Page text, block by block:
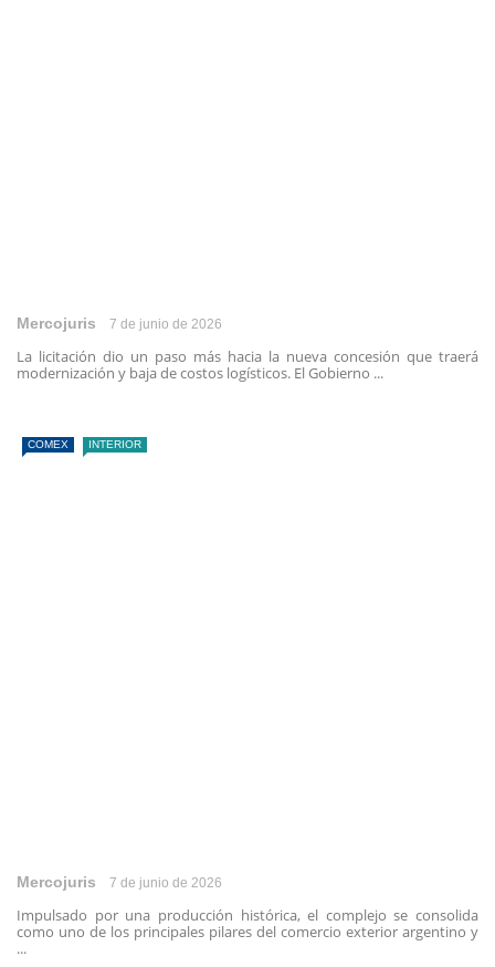
Mercojuris 7 de junio de 2026
La licitación dio un paso más hacia la nueva concesión que traerá
modernización y baja de costos logísticos. El Gobierno ...
COMEX INTERIOR
Mercojuris 7 de junio de 2026
Impulsado por una producción histórica, el complejo se consolida
como uno de los principales pilares del comercio exterior argentino y
...